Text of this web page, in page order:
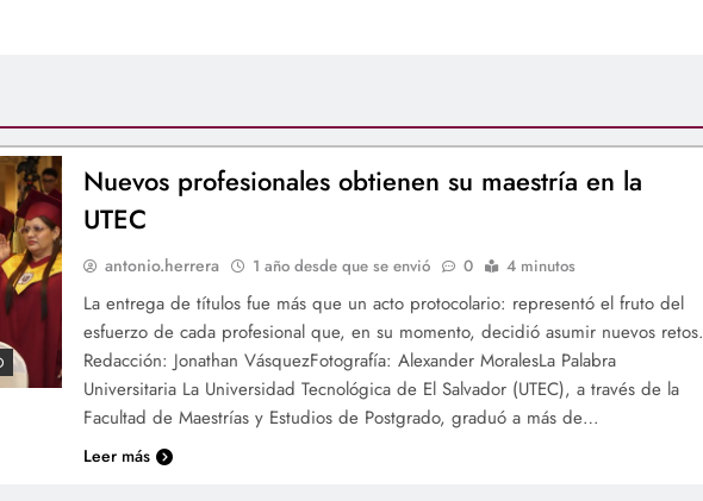
Nuevos profesionales obtienen su maestría en la
UTEC
antonio.herrera 1 año desde que se envió 0 4 minutos
La entrega de títulos fue más que un acto protocolario: representó el fruto del
esfuerzo de cada profesional que, en su momento, decidió asumir nuevos retos.
Redacción: Jonathan VásquezFotografía: Alexander MoralesLa Palabra
Universitaria La Universidad Tecnológica de El Salvador (UTEC), a través de la
Facultad de Maestrías y Estudios de Postgrado, graduó a más de…
Leer más